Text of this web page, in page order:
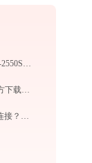
(2026最新)从零开始：瀛和写真机YH-2550S打印机驱动的下载及安装流程
(2025最新)Canon打印机驱动Win11官方下载安装
(2026最新) 爱普生M1129打印机无法连接？解决方法 - 金山毒霸